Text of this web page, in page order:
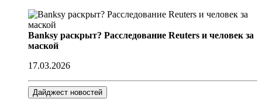
Banksy раскрыт? Расследование Reuters и человек за
маской
17.03.2026
Дайджест новостей